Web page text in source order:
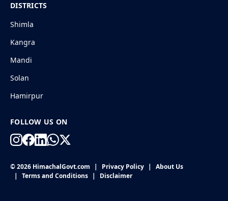
DISTRICTS
Shimla
Kangra
Mandi
Solan
Hamirpur
FOLLOW US ON
© 2026 HimachalGovt.com | Privacy Policy |
About Us
|
Terms and Conditions | Disclaimer